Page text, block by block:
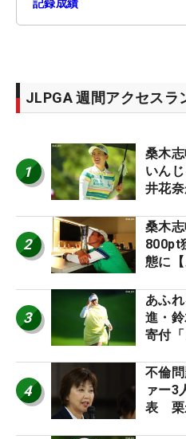
記録成績
JLPGA 週間アクセスラ
1
桑木
いん
井花
2
桑木
800pt
態に
3
あふ
進・
寄付
4
不倫
ァー3
表 栗